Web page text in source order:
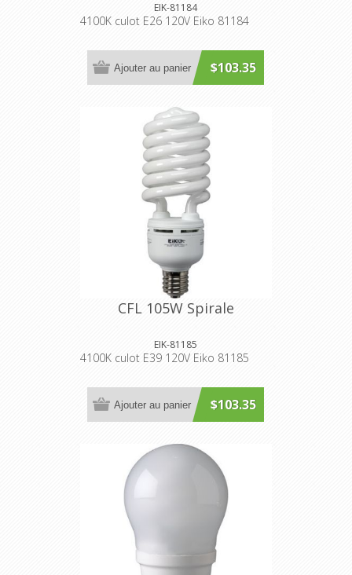
EIK-81184
4100K culot E26 120V Eiko 81184
$103.35
Ajouter au panier
CFL 105W Spirale
EIK-81185
4100K culot E39 120V Eiko 81185
$103.35
Ajouter au panier